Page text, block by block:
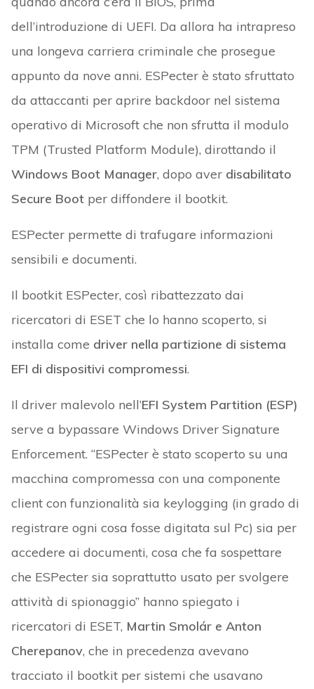
dell’introduzione di UEFI. Da allora ha intrapreso
una longeva carriera criminale che prosegue
appunto da nove anni. ESPecter è stato sfruttato
da attaccanti per aprire backdoor nel sistema
operativo di Microsoft che non sfrutta il modulo
TPM (Trusted Platform Module), dirottando il
Windows Boot Manager, dopo aver disabilitato
Secure Bootper diffondere il bootkit.
ESPecter permette di trafugare informazioni
sensibili e documenti.
Il bootkit ESPecter, così ribattezzato dai
ricercatori di ESET che lo hanno scoperto, si
installa come driver nella partizione di sistema
EFI di dispositivi compromessi.
Il driver malevolo nell’EFI System Partition (ESP)
serve a bypassare Windows Driver Signature
Enforcement. “ESPecter è stato scoperto su una
macchina compromessa con una componente
client con funzionalità sia keylogging (in grado di
registrare ogni cosa fosse digitata sul Pc) sia per
accedere ai documenti, cosa che fa sospettare
che ESPecter sia soprattutto usato per svolgere
attività di spionaggio” hanno spiegato i
ricercatori di ESET, Martin Smolár e Anton
Cherepanov, che in precedenza avevano
tracciato il bootkit per sistemi che usavano